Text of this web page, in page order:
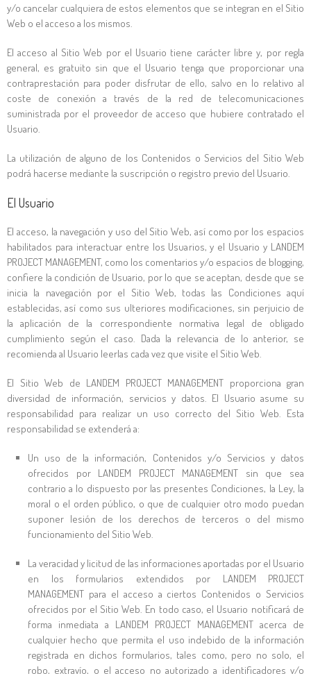
y/o cancelar cualquiera de estos elementos que se integran en el Sitio
Web o el acceso a los mismos.
El acceso al Sitio Web por el Usuario tiene carácter libre y, por regla
general, es gratuito sin que el Usuario tenga que proporcionar una
contraprestación para poder disfrutar de ello, salvo en lo relativo al
coste de conexión a través de la red de telecomunicaciones
suministrada por el proveedor de acceso que hubiere contratado el
Usuario.
La utilización de alguno de los Contenidos o Servicios del Sitio Web
podrá hacerse mediante la suscripción o registro previo del Usuario.
El Usuario
El acceso, la navegación y uso del Sitio Web, así como por los espacios
habilitados para interactuar entre los Usuarios, y el Usuario y LANDEM
PROJECT MANAGEMENT, como los comentarios y/o espacios de blogging,
confiere la condición de Usuario, por lo que se aceptan, desde que se
inicia la navegación por el Sitio Web, todas las Condiciones aquí
establecidas, así como sus ulteriores modificaciones, sin perjuicio de
la aplicación de la correspondiente normativa legal de obligado
cumplimiento según el caso. Dada la relevancia de lo anterior, se
recomienda al Usuario leerlas cada vez que visite el Sitio Web.
El Sitio Web de LANDEM PROJECT MANAGEMENT proporciona gran
diversidad de información, servicios y datos. El Usuario asume su
responsabilidad para realizar un uso correcto del Sitio Web. Esta
responsabilidad se extenderá a:
Un uso de la información, Contenidos y/o Servicios y datos
ofrecidos por LANDEM PROJECT MANAGEMENT sin que sea
contrario a lo dispuesto por las presentes Condiciones, la Ley, la
moral o el orden público, o que de cualquier otro modo puedan
suponer lesión de los derechos de terceros o del mismo
funcionamiento del Sitio Web.
La veracidad y licitud de las informaciones aportadas por el Usuario
en los formularios extendidos por LANDEM PROJECT
MANAGEMENT para el acceso a ciertos Contenidos o Servicios
ofrecidos por el Sitio Web. En todo caso, el Usuario notificará de
forma inmediata a LANDEM PROJECT MANAGEMENT acerca de
cualquier hecho que permita el uso indebido de la información
registrada en dichos formularios, tales como, pero no solo, el
robo, extravío, o el acceso no autorizado a identificadores y/o